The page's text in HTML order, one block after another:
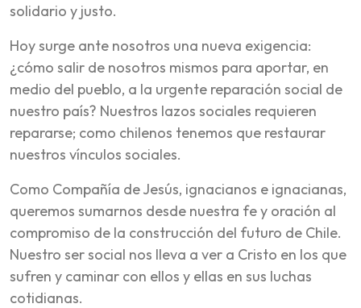
solidario y justo.
Hoy surge ante nosotros una nueva exigencia:
¿cómo salir de nosotros mismos para aportar, en
medio del pueblo, a la urgente reparación social de
nuestro país? Nuestros lazos sociales requieren
repararse; como chilenos tenemos que restaurar
nuestros vínculos sociales.
Como Compañía de Jesús, ignacianos e ignacianas,
queremos sumarnos desde nuestra fe y oración al
compromiso de la construcción del futuro de Chile.
Nuestro ser social nos lleva a ver a Cristo en los que
sufren y caminar con ellos y ellas en sus luchas
cotidianas.